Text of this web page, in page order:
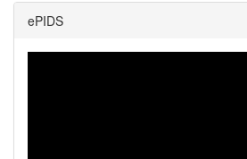
ePIDS